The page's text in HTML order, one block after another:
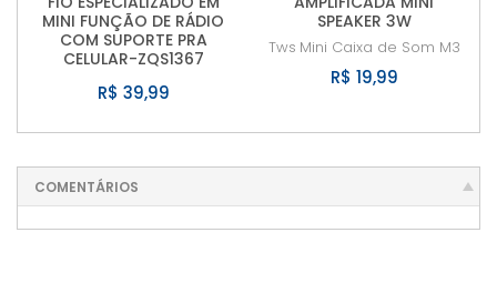
MINI FUNÇÃO DE RÁDIO
COM SUPORTE PRA
CELULAR-ZQS1367
R$ 39,99
SPEAKER 3W
Tws Mini Caixa de Som M3
R$ 19,99
COMENTÁRIOS